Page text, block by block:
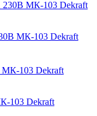
МК-103 Dekraft
103 Dekraft